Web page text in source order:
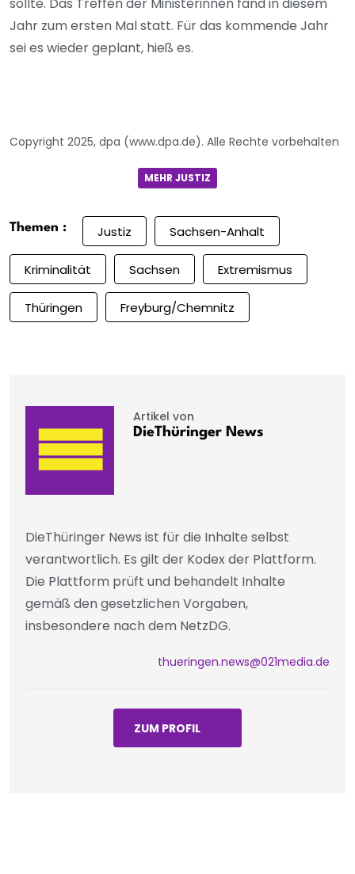
sollte. Das Treffen der Ministerinnen fand in diesem
Jahr zum ersten Mal statt. Für das kommende Jahr
sei es wieder geplant, hieß es.
Copyright 2025, dpa (www.dpa.de). Alle Rechte vorbehalten
MEHR JUSTIZ
Themen : Justiz Sachsen-Anhalt
Kriminalität Sachsen Extremismus
Thüringen Freyburg/Chemnitz
Artikel von
DieThüringer News
DieThüringer News ist für die Inhalte selbst
verantwortlich. Es gilt der Kodex der Plattform.
Die Plattform prüft und behandelt Inhalte
gemäß den gesetzlichen Vorgaben,
insbesondere nach dem NetzDG.
thueringen.news@021media.de
ZUM PROFIL